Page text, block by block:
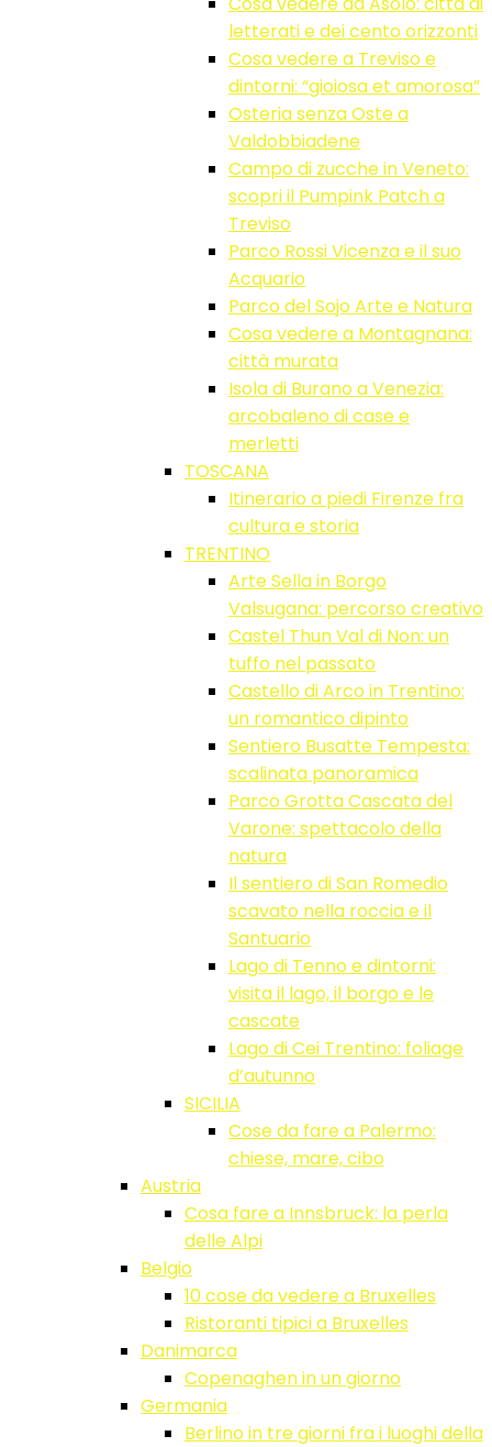
letterati e dei cento orizzonti
Cosa vedere a Treviso e
dintorni: “gioiosa et amorosa”
Osteria senza Oste a
Valdobbiadene
Campo di zucche in Veneto:
scopri il Pumpink Patch a
Treviso
Parco Rossi Vicenza e il suo
Acquario
Parco del Sojo Arte e Natura
Cosa vedere a Montagnana:
città murata
Isola di Burano a Venezia:
arcobaleno di case e
merletti
TOSCANA
Itinerario a piedi Firenze fra
cultura e storia
TRENTINO
Arte Sella in Borgo
Valsugana: percorso creativo
Castel Thun Val di Non: un
tuffo nel passato
Castello di Arco in Trentino:
un romantico dipinto
Sentiero Busatte Tempesta:
scalinata panoramica
Parco Grotta Cascata del
Varone: spettacolo della
natura
Il sentiero di San Romedio
scavato nella roccia e il
Santuario
Lago di Tenno e dintorni:
visita il lago, il borgo e le
cascate
Lago di Cei Trentino: foliage
d’autunno
SICILIA
Cose da fare a Palermo:
chiese, mare, cibo
Austria
Cosa fare a Innsbruck: la perla
delle Alpi
Belgio
10 cose da vedere a Bruxelles
Ristoranti tipici a Bruxelles
Danimarca
Copenaghen in un giorno
Germania
Berlino in tre giorni fra i luoghi della